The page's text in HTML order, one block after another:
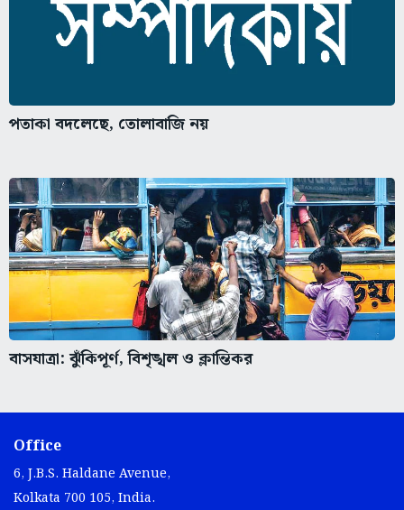
পতাকা বদলেছে, তোলাবাজি নয়
বাসযাত্রা: ঝুঁকিপূর্ণ, বিশৃঙ্খল ও ক্লান্তিকর
Office
6, J.B.S. Haldane Avenue,
Kolkata 700 105, India.